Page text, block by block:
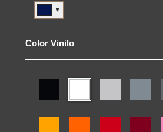
▼
Color Vinilo